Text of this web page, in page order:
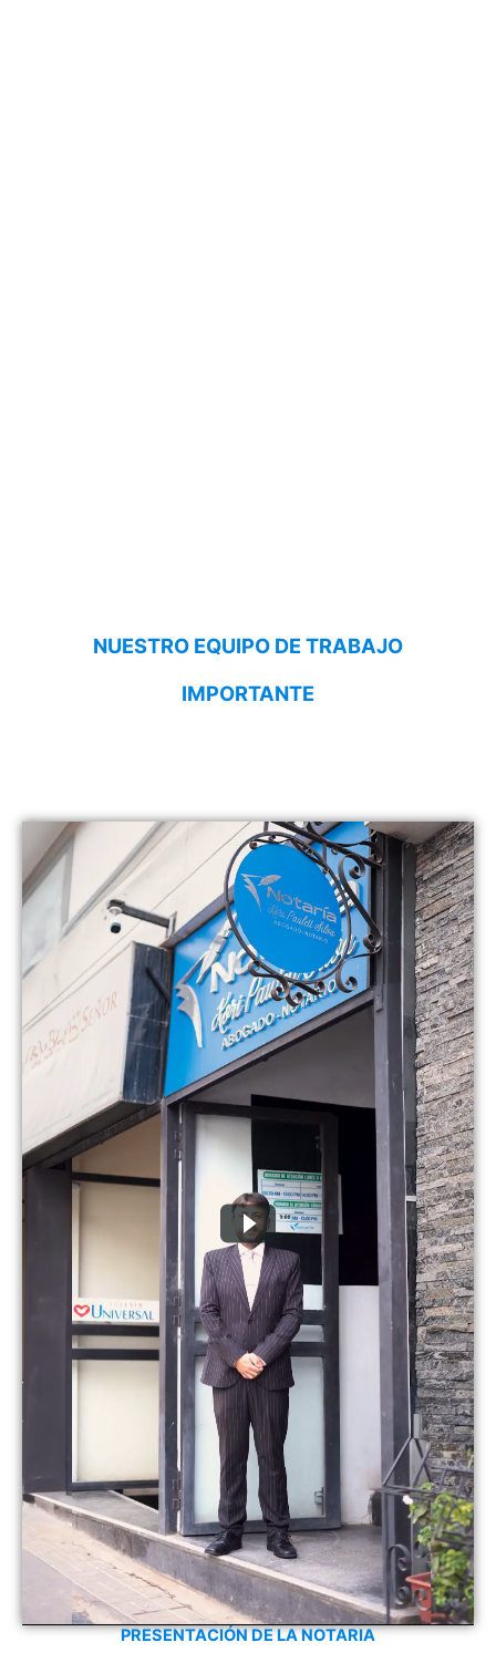
NUESTRO EQUIPO DE TRABAJO
IMPORTANTE
PRESENTACIÓN DE LA NOTARIA